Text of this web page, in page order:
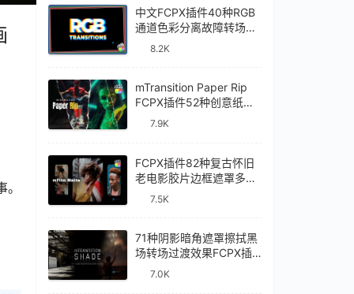
中文FCPX插件40种RGB
通道色彩分离故障转场过
渡RGB Transitions
8.2K
mTransition Paper Rip
FCPX插件52种创意纸张
撕裂动画过渡转场效果
7.9K
FCPX插件82种复古怀旧
老电影胶片边框遮罩多画
面分屏效果mFilm Matte
7.5K
71种阴影暗角遮罩擦拭黑
场转场过渡效果FCPX插
件mTransition Shade
7.0K